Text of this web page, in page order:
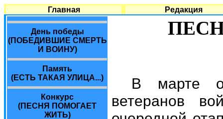
Главная Редакция
День победы
(ПОБЕДИВШИЕ СМЕРТЬ
И ВОИНУ)
Память
(ЕСТЬ ТАКАЯ УЛИЦА...)
Конкурс
(ПЕСНЯ ПОМОГАЕТ
ЖИТЬ)
В марте
ветеранов